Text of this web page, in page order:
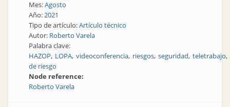
Mes:Agosto
Año:2021
Tipo de artículo:Artículo técnico
Autor: Roberto Varela
Palabra clave:
HAZOP LOPA videoconferencia riesgos seguridad teletrabajo
de riesgo
Node reference:
Roberto Varela